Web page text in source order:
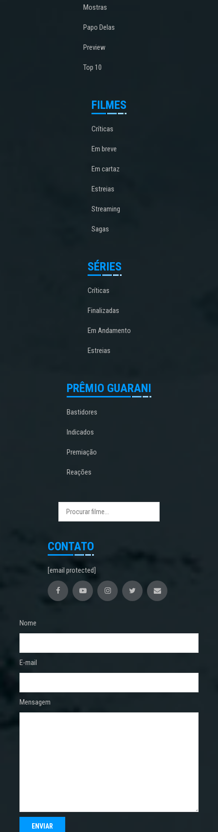
Mostras
Papo Delas
Preview
Top 10
FILMES
Críticas
Em breve
Em cartaz
Estreias
Streaming
Sagas
SÉRIES
Críticas
Finalizadas
Em Andamento
Estreias
PRÊMIO GUARANI
Bastidores
Indicados
Premiação
Reações
CONTATO
[email protected]
Nome
E-mail
Mensagem